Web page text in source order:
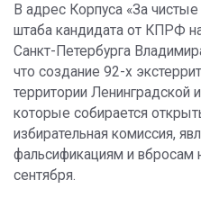
В адрес Корпуса «За
штаба кандидата от КПРФ
Санкт-Петербурга
что создание 92-х
территории Ленинградской
которые собирается
избирательная комиссия,
фальсификациям и вбросам
сентября.